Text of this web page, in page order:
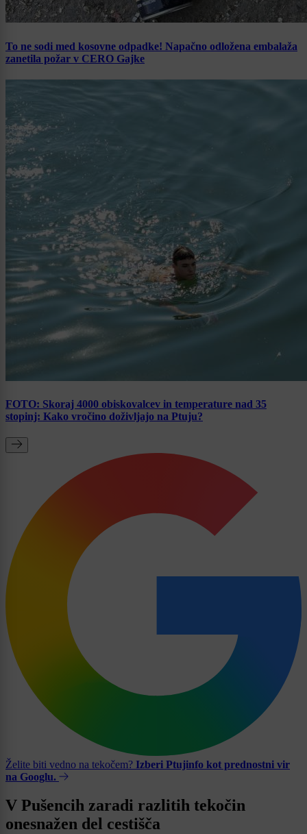
To ne sodi med kosovne odpadke! Napačno odložena embalaža
zanetila požar v CERO Gajke
FOTO: Skoraj 4000 obiskovalcev in temperature nad 35
stopinj: Kako vročino doživljajo na Ptuju?
Želite biti vedno na tekočem? Izberi Ptujinfo kot prednostni vir
na Googlu.
V Pušencih zaradi razlitih tekočin
onesnažen del cestišča